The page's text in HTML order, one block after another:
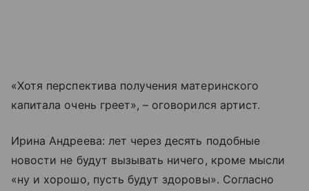
«Хотя перспектива получения материнского
капитала очень греет», – оговорился артист.
Ирина Андреева: лет через десять подобные
новости не будут вызывать ничего, кроме мысли
«ну и хорошо, пусть будут здоровы». Согласно